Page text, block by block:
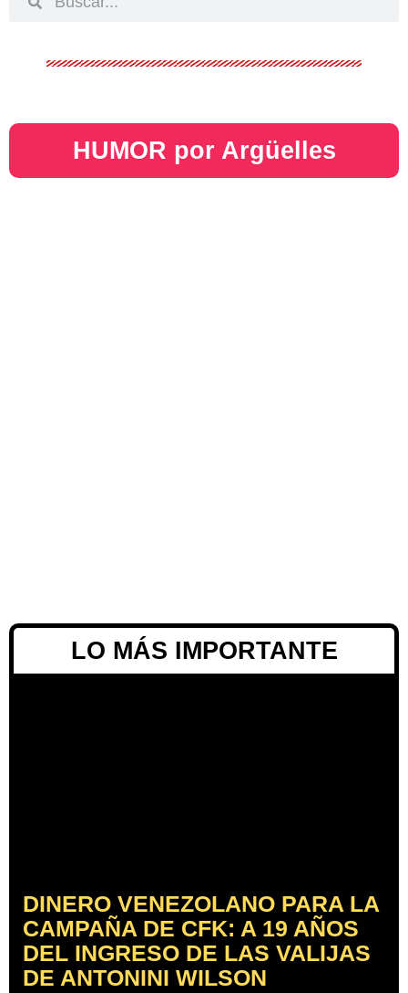
HUMOR por Argüelles​
LO MÁS IMPORTANTE
DINERO VENEZOLANO PARA LA
CAMPAÑA DE CFK: A 19 AÑOS
DEL INGRESO DE LAS VALIJAS
DE ANTONINI WILSON